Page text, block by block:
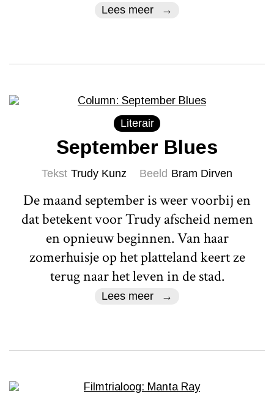
Lees meer
Literair
September Blues
Tekst Trudy Kunz Beeld Bram Dirven
De maand september is weer voorbij en
dat betekent voor Trudy afscheid nemen
en opnieuw beginnen. Van haar
zomerhuisje op het platteland keert ze
terug naar het leven in de stad.
Lees meer